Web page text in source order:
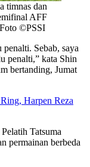
timnas dan
AFF
©PSSI
Sebab, saya
penalti,” kata Shin
bertanding, Jumat
Harpen Reza
Tatsuma
permainan berbeda